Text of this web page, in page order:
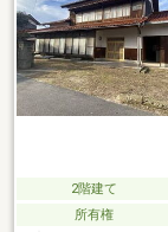
2階建て
所有権